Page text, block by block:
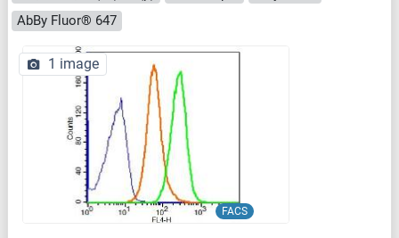
AbBy Fluor® 647
FACS
1 image